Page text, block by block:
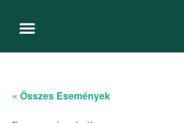
« Összes Események